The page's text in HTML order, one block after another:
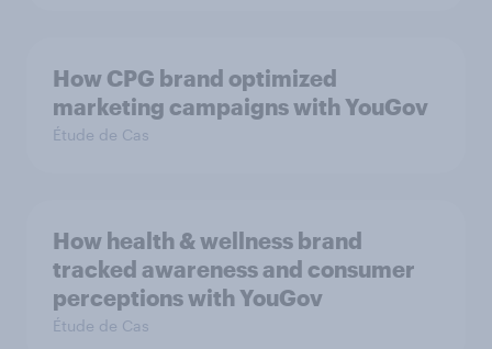
How CPG brand optimized
marketing campaigns with YouGov
Étude de Cas
How health & wellness brand
tracked awareness and consumer
perceptions with YouGov
Étude de Cas